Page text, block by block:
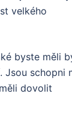
velkého
byste měli
Jsou schopni
dovolit